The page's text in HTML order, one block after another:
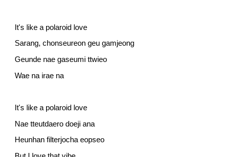
It's like a polaroid love
Sarang, chonseureon geu gamjeong
Geunde nae gaseumi ttwieo
Wae na irae na
It's like a polaroid love
Nae tteutdaero doeji ana
Heunhan filterjocha eopseo